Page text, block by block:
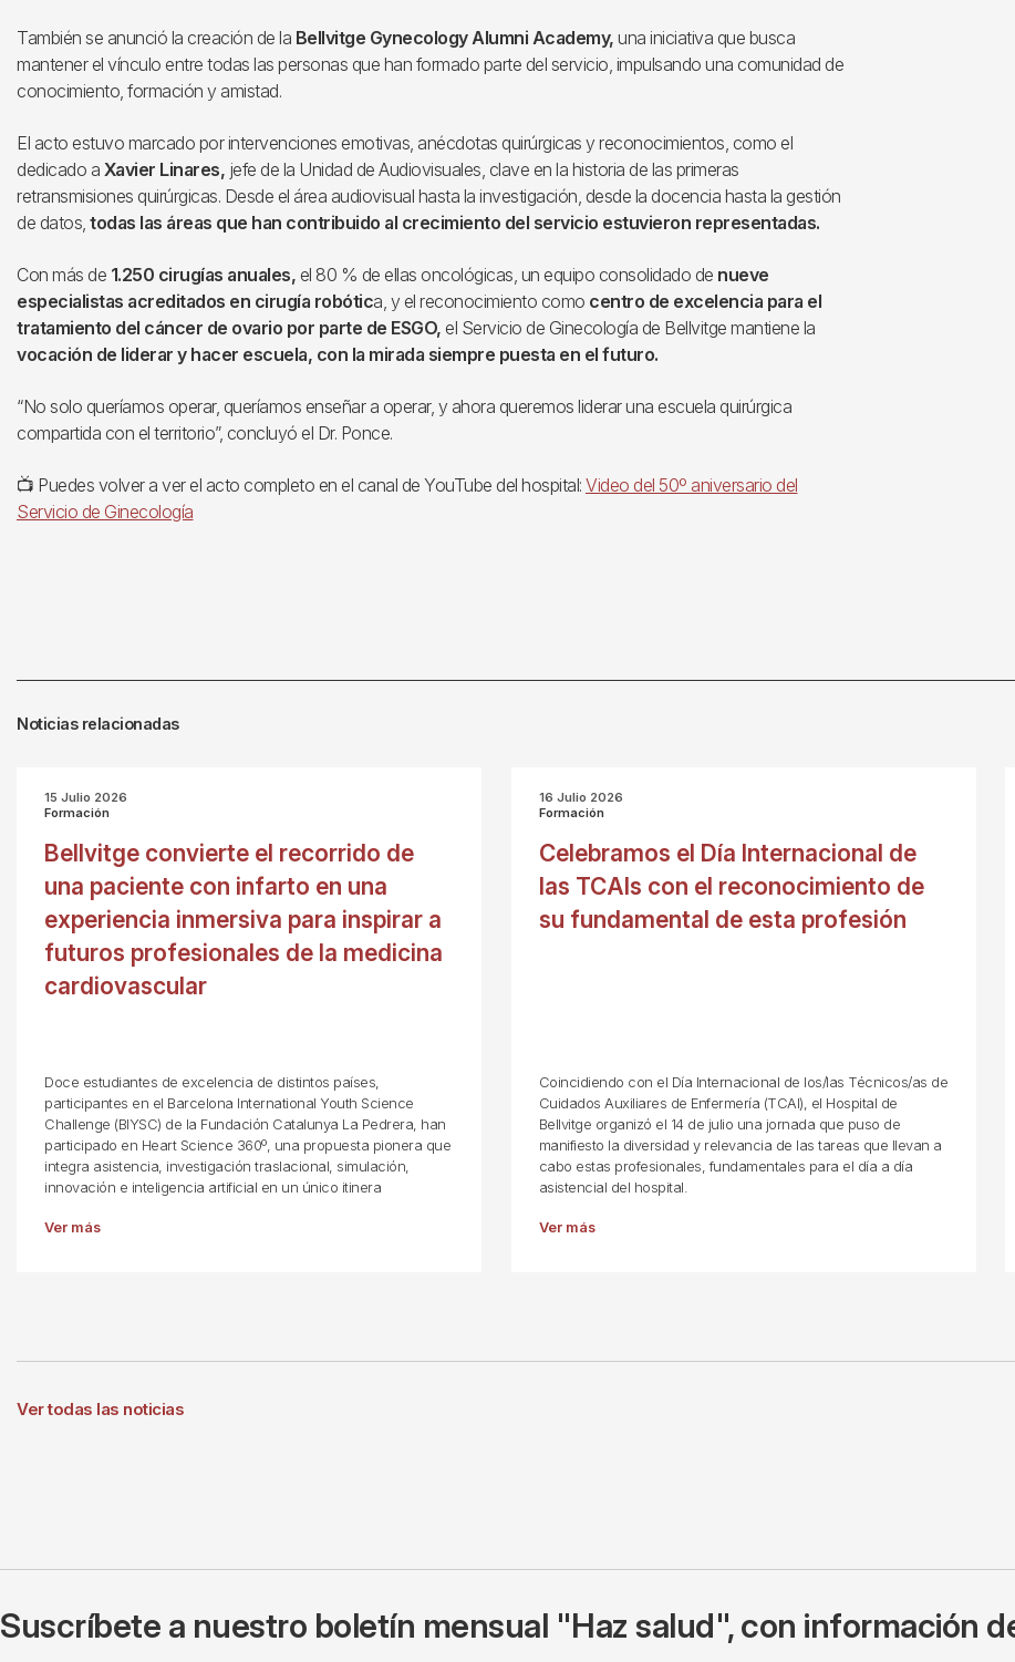
También se anunció la creación de la Bellvitge Gynecology Alumni Academy, una iniciativa que busca
mantener el vínculo entre todas las personas que han formado parte del servicio, impulsando una comunidad de
conocimiento, formación y amistad.
El acto estuvo marcado por intervenciones emotivas, anécdotas quirúrgicas y reconocimientos, como el
dedicado a Xavier Linares, jefe de la Unidad de Audiovisuales, clave en la historia de las primeras
retransmisiones quirúrgicas. Desde el área audiovisual hasta la investigación, desde la docencia hasta la gestión
de datos, todas las áreas que han contribuido al crecimiento del servicio estuvieron representadas.
Con más de 1.250 cirugías anuales, el 80 % de ellas oncológicas, un equipo consolidado de nueve
especialistas acreditados en cirugía robótica, y el reconocimiento como centro de excelencia para el
tratamiento del cáncer de ovario por parte de ESGO, el Servicio de Ginecología de Bellvitge mantiene la
vocación de liderar y hacer escuela, con la mirada siempre puesta en el futuro.
“No solo queríamos operar, queríamos enseñar a operar, y ahora queremos liderar una escuela quirúrgica
compartida con el territorio”, concluyó el Dr. Ponce.
📺 Puedes volver a ver el acto completo en el canal de YouTube del hospital: Video del 50º aniversario del
Servicio de Ginecología
Noticias relacionadas
15 Julio 2026
Formación
Bellvitge convierte el recorrido de
una paciente con infarto en una
experiencia inmersiva para inspirar a
futuros profesionales de la medicina
cardiovascular
Doce estudiantes de excelencia de distintos países,
participantes en el Barcelona International Youth Science
Challenge (BIYSC) de la Fundación Catalunya La Pedrera, han
participado en Heart Science 360º, una propuesta pionera que
integra asistencia, investigación traslacional, simulación,
innovación e inteligencia artificial en un único itinera
Ver más
16 Julio 2026
Formación
Celebramos el Día Internacional de
las TCAIs con el reconocimiento de
su fundamental de esta profesión
Coincidiendo con el Día Internacional de los/las Técnicos/as de
Cuidados Auxiliares de Enfermería (TCAI), el Hospital de
Bellvitge organizó el 14 de julio una jornada que puso de
manifiesto la diversidad y relevancia de las tareas que llevan a
cabo estas profesionales, fundamentales para el día a día
asistencial del hospital.
Ver más
Ver todas las noticias
Suscríbete a nuestro boletín mensual "Haz salud", con información